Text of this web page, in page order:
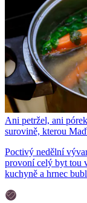
Ani petržel, ani
surovině, kterou
Poctivý nedělní
provoní celý byt tou
kuchyně a hrnec